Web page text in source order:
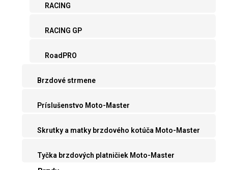
RACING
RACING GP
RoadPRO
Brzdové strmene
Príslušenstvo Moto-Master
Skrutky a matky brzdového kotúča Moto-Master
Tyčka brzdových platničiek Moto-Master